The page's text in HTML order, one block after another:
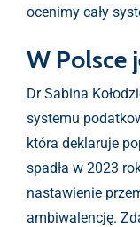
ocenimy cały
W Polsce
Dr Sabina
systemu
która deklaruje
spadła w 2023
nastawienie
ambiwalencję.